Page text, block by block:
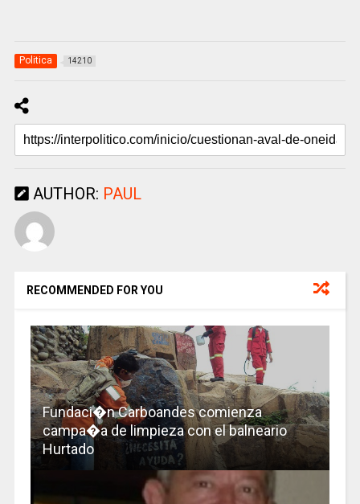
Politica 14210
AUTHOR: PAUL
RECOMMENDED FOR YOU
Fundaci�n Carboandes comienza
campa�a de limpieza con el balneario
Hurtado